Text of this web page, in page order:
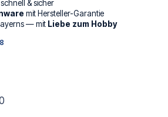
& sicher
mit Hersteller-Garantie
— mit Liebe zum Hobby